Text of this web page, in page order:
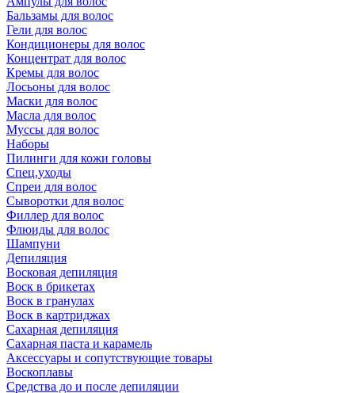
Бальзамы для волос
Гели для волос
Кондиционеры для волос
Концентрат для волос
Кремы для волос
Лосьоны для волос
Маски для волос
Масла для волос
Муссы для волос
Наборы
Пилинги для кожи головы
Спец.уходы
Спреи для волос
Сыворотки для волос
Филлер для волос
Флюиды для волос
Шампуни
Депиляция
Восковая депиляция
Воск в брикетах
Воск в гранулах
Воск в картриджах
Сахарная депиляция
Сахарная паста и карамель
Аксессуары и сопутствующие товары
Воскоплавы
Средства до и после депиляции